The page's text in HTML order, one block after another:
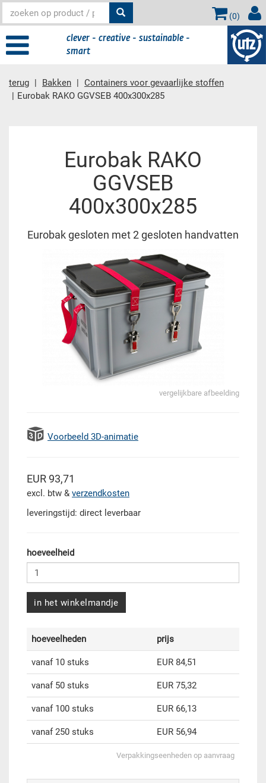
(0)
clever - creative - sustainable -
smart
terug Bakken
Containers voor gevaarlijke stoffen
Eurobak RAKO GGVSEB 400x300x285
Eurobak RAKO
GGVSEB
400x300x285
Eurobak gesloten met 2 gesloten handvatten
vergelijkbare afbeelding
Voorbeeld 3D-animatie
EUR 93,71
excl. btw & verzendkosten
leveringstijd: direct leverbaar
hoeveelheid
in het winkelmandje
hoeveelheden prijs
vanaf 10 stuks EUR 84,51
vanaf 50 stuks EUR 75,32
vanaf 100 stuks EUR 66,13
vanaf 250 stuks EUR 56,94
Verpakkingseenheden op aanvraag